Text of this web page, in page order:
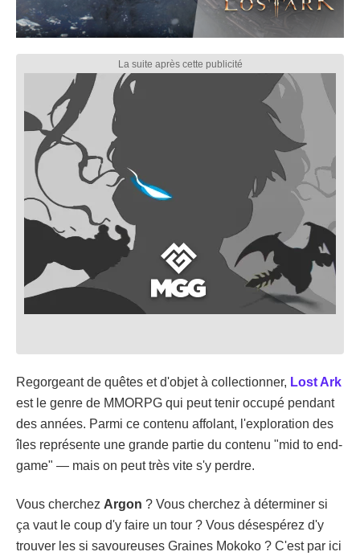
Regorgeant de quêtes et d'objet à collectionner, Lost Ark
est le genre de MMORPG qui peut tenir occupé pendant
des années. Parmi ce contenu affolant, l'exploration des
îles représente une grande partie du contenu "mid to end-
game" — mais on peut très vite s'y perdre.
Vous cherchez Argon ? Vous cherchez à déterminer si
ça vaut le coup d'y faire un tour ? Vous désespérez d'y
trouver les si savoureuses Graines Mokoko ? C'est par ici